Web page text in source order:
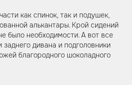
как спинок, так и подушек,
алькантары. Крой сидений
было необходимости. А вот все
дивана и подголовники
благородного шоколадного